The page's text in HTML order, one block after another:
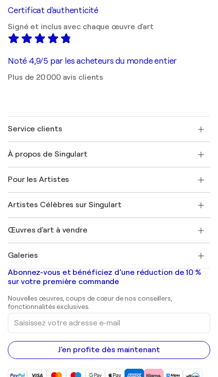
Certificat d'authenticité
Signé et inclus avec chaque œuvre d'art
Noté 4,9/5 par les acheteurs du monde entier
Plus de 20 000 avis clients
Service clients
Expédition
Offrir une carte cadeau
Rejoignez notre programme commercial
Mon compte
+33 1 76 44 06 42
À propos de Singulart
FAQ
Magazine Singulart
Emplois
Découvrez une sélection d'art original
Pour les Artistes
Se connecter en tant qu'Artiste
Artistes Célèbres sur Singulart
Marc Chagall
Banksy
Mr. Brainwash
Shepard Fairey
Œuvres d'art à vendre
Tableaux abstraits à vendre
Peintures de paysage
Estampes
Peintures acryliques
Galeries
Galeries d'art en France
Galeries d'art en Belgique
Abonnez-vous et bénéficiez d’une réduction de 10 %
sur votre première commande
Nouvelles œuvres, coups de cœur de nos conseillers,
fonctionnalités exclusives.
Saisissez
votre
adresse
e-
mail
J'en profite dès maintenant